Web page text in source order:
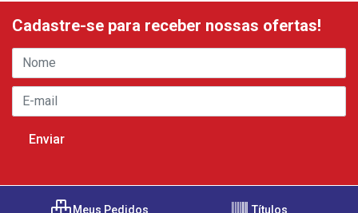
Cadastre-se para receber nossas ofertas!
Meus Pedidos Títulos